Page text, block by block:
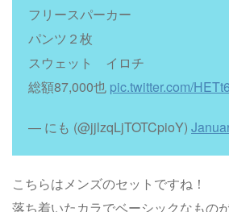
フリースパーカー
パンツ２枚
スウェット イロチ
総額87,000也 pic.twitter.com/
— にも (@jjlzqLjTOTCpioY)
こちらはメンズのセットですね！
落ち着いたカラでベーシックなもの